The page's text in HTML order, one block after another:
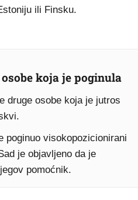
ili Finsku.
koja je poginula
druge osobe koja je jutros
poginuo visokopozicionirani
je objavljeno da je
pomoćnik.